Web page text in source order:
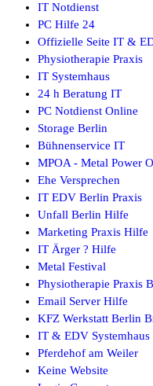
IT Notdienst
PC Hilfe 24
Offizielle Seite IT &
Physiotherapie Praxis
IT Systemhaus
24 h Beratung IT
PC Notdienst Online
Storage Berlin
Bühnenservice IT
MPOA - Metal Power
Ehe Versprechen
IT EDV Berlin Praxis
Unfall Berlin Hilfe
Marketing Praxis Hilfe
IT Ärger ? Hilfe
Metal Festival
Physiotherapie Praxis
Email Server Hilfe
KFZ Werkstatt Berlin
IT & EDV Systemhaus
Pferdehof am Weiler
Keine Website